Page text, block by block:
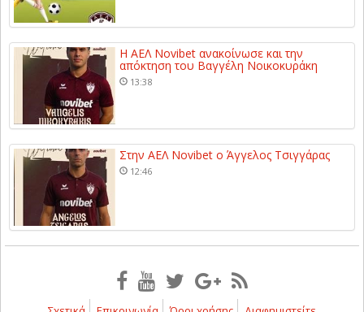
Η ΑΕΛ Novibet ανακοίνωσε και την
απόκτηση του Βαγγέλη Νοικοκυράκη
13:38
Στην ΑΕΛ Novibet ο Άγγελος Τσιγγάρας
12:46